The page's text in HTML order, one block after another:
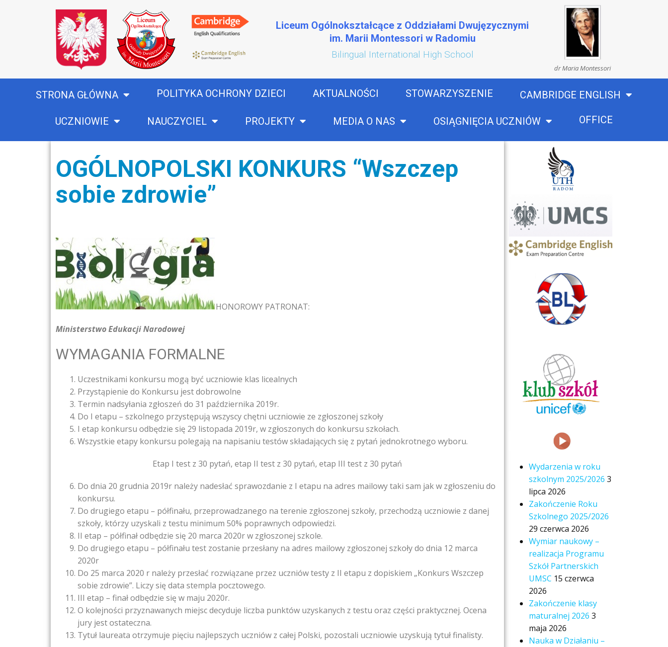
Liceum Ogólnokształcące z Oddziałami Dwujęzycznymi
im. Marii Montessori w Radomiu
Bilingual International High School
dr Maria Montessori
STRONA GŁÓWNA POLITYKA OCHRONY DZIECI AKTUALNOŚCI STOWARZYSZENIE CAMBRIDGE ENGLISH
UCZNIOWIE NAUCZYCIEL PROJEKTY MEDIA O NAS OSIĄGNIĘCIA UCZNIÓW OFFICE
OGÓLNOPOLSKI KONKURS “Wszczep
sobie zdrowie”
HONOROWY PATRONAT:
Ministerstwo Edukacji Narodowej
WYMAGANIA FORMALNE
Uczestnikami konkursu mogą być uczniowie klas licealnych
Przystąpienie do Konkursu jest dobrowolne
Termin nadsyłania zgłoszeń do 31 października 2019r.
Do I etapu – szkolnego przystępują wszyscy chętni uczniowie ze zgłoszonej szkoły
I etap konkursu odbędzie się 29 listopada 2019r, w zgłoszonych do konkursu szkołach.
Wszystkie etapy konkursu polegają na napisaniu testów składających się z pytań jednokrotnego wyboru.
Etap I test z 30 pytań, etap II test z 30 pytań, etap III test z 30 pytań
Do dnia 20 grudnia 2019r należy nadesłać sprawozdanie z I etapu na adres mailowy taki sam jak w zgłoszeniu do
konkursu.
Do drugiego etapu – półfinału, przeprowadzanego na terenie zgłoszonej szkoły, przechodzą uczniowie z danej
szkoły, którzy uzyskali z testu minimum 50% poprawnych odpowiedzi.
II etap – półfinał odbędzie się 20 marca 2020r w zgłoszonej szkole.
Do drugiego etapu – półfinału test zostanie przesłany na adres mailowy zgłoszonej szkoły do dnia 12 marca
2020r
Do 25 marca 2020 r należy przesłać rozwiązane przez uczniów testy z II etapu z dopiskiem „Konkurs Wszczep
sobie zdrowie”. Liczy się data stempla pocztowego.
III etap – finał odbędzie się w maju 2020r.
O kolejności przyznawanych miejsc decyduje liczba punktów uzyskanych z testu oraz części praktycznej. Ocena
jury jest ostateczna.
Tytuł laureata otrzymuje pięciu najlepszych uczniów z całej Polski, pozostali uczniowie uzyskują tytuł finalisty.
Wydarzenia w roku
szkolnym 2025/2026 3
lipca 2026
Zakończenie Roku
Szkolnego 2025/2026
29 czerwca 2026
Wymiar naukowy –
realizacja Programu
Szkół Partnerskich
UMSC 15 czerwca
2026
Zakończenie klasy
maturalnej 2026 3
maja 2026
Nauka w Działaniu –